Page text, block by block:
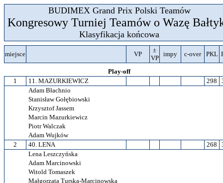
BUDIMEX Grand Prix Polski Teamów
Kongresowy Turniej Teamów o Wazę
Klasyfikacja końcowa
miejsce VP
±
VP
impy c-over PKL
Play-off
1
11. MAZURKIEWICZ 298
Adam Błachnio
Stanisław Gołębiowski
Krzysztof Jassem
Marcin Mazurkiewicz
Piotr Walczak
Adam Wujków
2
40. LENA 268
Lena Leszczyńska
Adam Marcinowski
Witold Tomaszek
Małgorzata Turska-Marcinowska